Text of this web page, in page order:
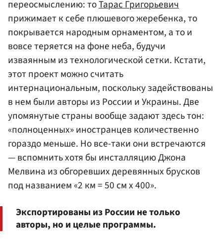
переосмыслению: тоТарас Григорьевич
прижимает к себе плюшевого жеребенка, то
покрывается народным орнаментом, а то и
вовсе теряется на фоне неба, будучи
изваянным из технологической сетки. Кстати,
этот проект можно считать
интернациональным, поскольку задействованы
в нем были авторы из России и Украины. Две
упомянутые страны вообще задают здесь тон:
«полноценных» иностранцев количественно
гораздо меньше. Но все-таки они встречаются
— вспомнить хотя бы инсталляцию Джона
Мелвина из обгоревших деревянных брусков
под названием «2 км = 50 см х 400».
Экспортированы из России не только
авторы, но и целые программы.